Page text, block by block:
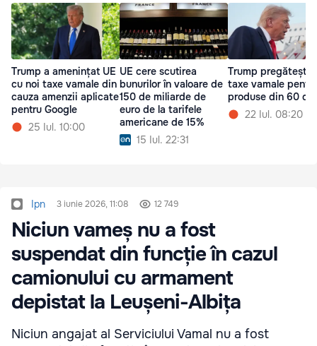
Trump a amenințat UE
cu noi taxe vamale din
cauza amenzii aplicate
pentru Google
25 Iul. 10:00
UE cere scutirea
bunurilor în valoare de
150 de miliarde de
euro de la tarifele
americane de 15%
15 Iul. 22:31
Trump pregătește
taxe vamale pentru
produse din 60
22 Iul. 08:20
Ipn 3 iunie 2026, 11:08 12 749
Niciun vameș nu a fost
suspendat din funcție în cazul
camionului cu armament
depistat la Leușeni-Albița
Niciun angajat al Serviciului Vamal nu a fost